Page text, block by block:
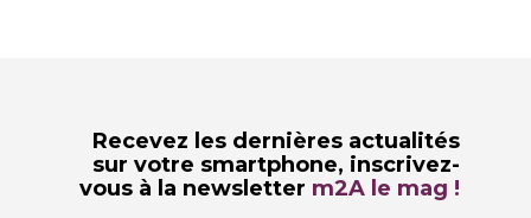
Recevez les dernières actualités
sur votre smartphone, inscrivez-
vous à la newsletter m2A le mag !